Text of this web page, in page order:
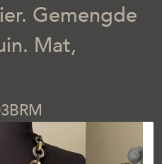
Gemengde
Mat,